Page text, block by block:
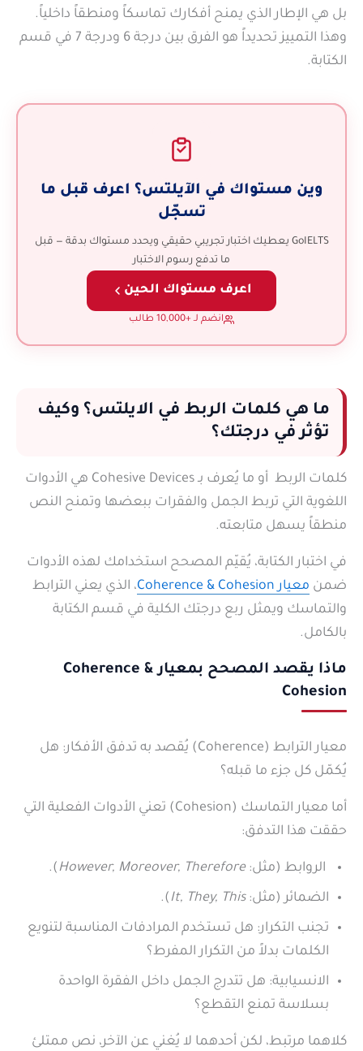
كيف تدمج كلمات الربط في إجاباتك بطريقة طبيعية؟
خاتمة
بل هي الإطار الذي يمنح أفكارك تماسكاً ومنطقاً داخلياً.
وهذا التمييز تحديداً هو الفرق بين درجة 6 ودرجة 7 في قسم
الكتابة.
وين مستواك في الآيلتس؟ اعرف قبل ما
تسجّل
GoIELTS يعطيك اختبار تجريبي حقيقي ويحدد مستواك بدقة — قبل
ما تدفع رسوم الاختبار
اعرف مستواك الحين
انضم لـ +10,000 طالب
ما هي كلمات الربط في الايلتس؟ وكيف
تؤثر في درجتك؟
كلمات الربط أو ما يُعرف بـ Cohesive Devices هي الأدوات
اللغوية التي تربط الجمل والفقرات ببعضها وتمنح النص
منطقاً يسهل متابعته.
في اختبار الكتابة، يُقيّم المصحح استخدامك لهذه الأدوات
ضمن معيار Coherence & Cohesion
، الذي يعني الترابط
والتماسك ويمثل ربع درجتك الكلية في قسم الكتابة
بالكامل.
ماذا يقصد المصحح بمعيار Coherence &
Cohesion
معيار الترابط (Coherence) يُقصد به تدفق الأفكار: هل
يُكمّل كل جزء ما قبله؟
أما معيار التماسك (Cohesion) تعني الأدوات الفعلية التي
حققت هذا التدفق:
الروابط (مثل:However, Moreover, Therefore
).
الضمائر (مثل:It, They, This
).
تجنب التكرار: هل تستخدم المرادفات المناسبة لتنويع
الكلمات بدلاً من التكرار المفرط؟
الانسيابية: هل تتدرج الجمل داخل الفقرة الواحدة
بسلاسة تمنع التقطع؟
كلاهما مرتبط، لكن أحدهما لا يُغني عن الآخر، نص ممتلئ